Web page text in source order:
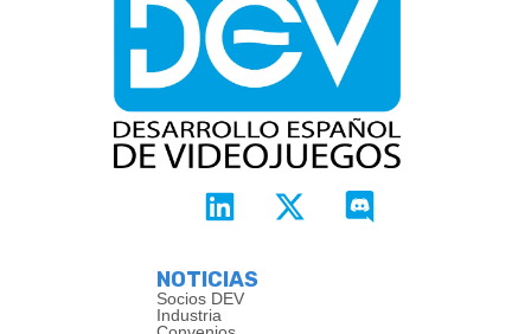
NOTICIAS
Socios DEV
Industria